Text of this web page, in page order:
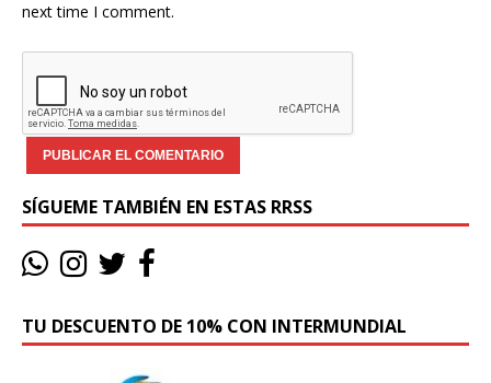
next time I comment.
SÍGUEME TAMBIÉN EN ESTAS RRSS
TU DESCUENTO DE 10% CON INTERMUNDIAL